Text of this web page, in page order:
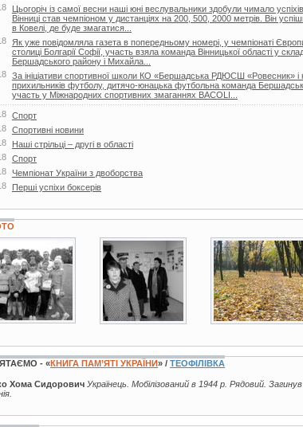
Цьогоріч із самої весни наші юні веслувальники здобули чимало
Вінниці став чемпіоном у дистанціях на 200, 500, 2000 метрів. Він
в Ковелі, де буде змагатися...
Як уже повідомляла газета в попередньому номері, у чемпіонаті
столиці Болгарії Софії, участь взяла команда Вінницької області у
Бершадського району і Михайла...
За ініціативи спортивної школи КО «Бершадська РДЮСШ «Ровесник» і
прихильників футболу, дитячо-юнацька футбольна команда
участь у Міжнародних спортивних змаганнях BACOLI...
Спорт
Спортивні новини
Наші стрільці – другі в області
Спорт
Чемпіонат України з двоборства
Перші успіхи боксерів
9 фото
- «КНИГА ПАМ’ЯТІ УКРАЇНИ» / ТЕОФІЛІВКА
Хома Сидорович Українець. Мобілізований в 1944 р. Рядовий.